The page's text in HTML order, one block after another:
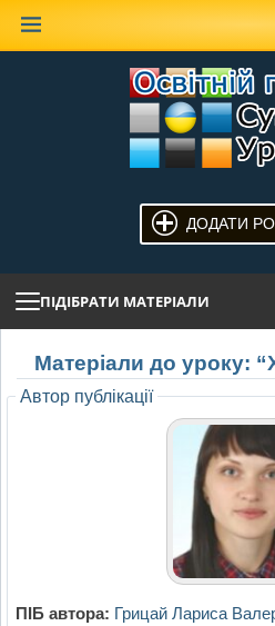
ДОДАТИ
ПІДІБРАТИ МАТЕРІАЛИ
Матеріали до уроку:
Автор публікації
ПІБ автора: Грицай Лариса